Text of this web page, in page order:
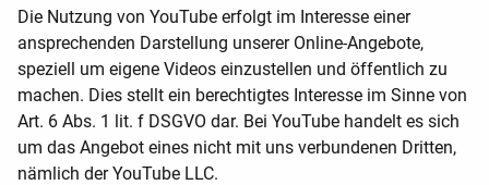
Die Nutzung von YouTube erfolgt im Interesse einer
ansprechenden Darstellung unserer Online-Angebote,
speziell um eigene Videos einzustellen und öffentlich zu
machen. Dies stellt ein berechtigtes Interesse im Sinne von
Art. 6 Abs. 1 lit. f DSGVO dar. Bei YouTube handelt es sich
um das Angebot eines nicht mit uns verbundenen Dritten,
nämlich der YouTube LLC.